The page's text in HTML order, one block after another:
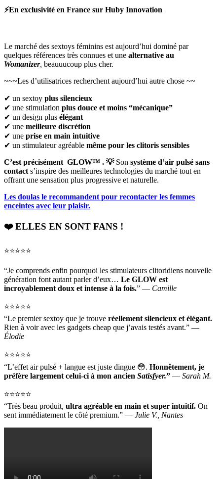
⚡En exclusivité en France sur Huby Innovation
Le marché des sextoys féminins est aujourd’hui dominé par
quelques références très connues et une alternative au
Womanizer, beauuucoup plus cher.
~~~Les d’utilisatrices recherchent aujourd’hui autre chose ~~
✔ un sextoy plus silencieux
✔ une stimulation plus douce et moins “mécanique”
✔ un design plus élégant
✔ une meilleure discrétion
✔ une prise en main intuitive
✔ un stimulateur agréable même pour les clitoris sensibles
C’est précisément GLOW™ . 💡 Son système d’air pulsé sans
contact s’inspire des meilleures technologies du marché tout en
offrant une sensation plus progressive et naturelle.
Les doulas le recommandent pour recontacter les femmes
enceintes avec leur plaisir.
❤️ ELLES EN SONT FANS !
⭐️⭐️⭐️⭐️⭐️
“Je comprends enfin pourquoi les stimulateurs clitoridiens nouvelle
génération font autant parler d’eux… Le GLOW est
incroyablement doux et intense à la fois.” — Camille
⭐️⭐️⭐️⭐️⭐️
“Le premier sextoy que je trouve réellement silencieux et élégant.
Rien à voir avec les gadgets cheap que j’avais testés avant.” —
Élodie
⭐️⭐️⭐️⭐️⭐️
“L’effet air pulsé + langue est juste dingue 😳. Honnêtement, je
préfère largement celui-ci à mon ancien Satisfyer.” — Sarah M.
⭐️⭐️⭐️⭐️⭐️
“Très beau produit, ultra agréable en main et super intuitif. On
sent immédiatement le côté premium.” — Julie V., Nantes